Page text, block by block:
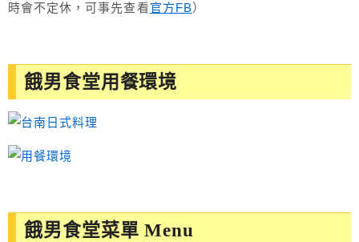
時會不定休，可事先查看官方FB）
餓男食堂用餐環境
餓男食堂菜單 Menu